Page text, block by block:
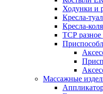
Ходунки и
Кресла-
Кресла-
ТСР
Массажные